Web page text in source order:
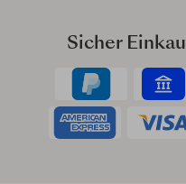
Sicher